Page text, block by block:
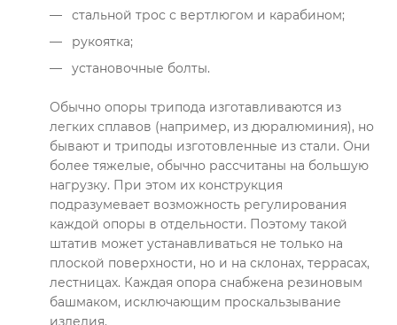
стальной трос с вертлюгом и карабином;
рукоятка;
установочные болты.
Обычно опоры трипода изготавливаются из
легких сплавов (например, из дюралюминия), но
бывают и триподы изготовленные из стали. Они
более тяжелые, обычно рассчитаны на большую
нагрузку. При этом их конструкция
подразумевает возможность регулирования
каждой опоры в отдельности. Поэтому такой
штатив может устанавливаться не только на
плоской поверхности, но и на склонах, террасах,
лестницах. Каждая опора снабжена резиновым
башмаком, исключающим проскальзывание
изделия.